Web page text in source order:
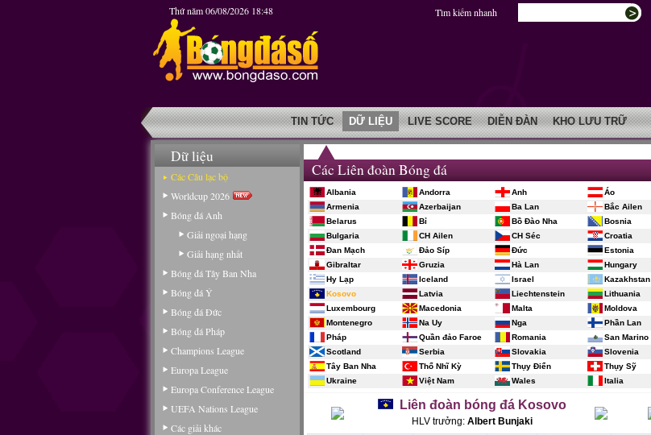
Thứ năm 06/08/2026 18:48 Tìm kiếm nhanh
TIN TỨC DỮ LIỆU LIVE SCORE DIỄN ĐÀN KHO LƯU TRỮ
Dữ liệu
Các Câu lạc bộ
Worldcup 2026
Bóng đá Anh
Giải ngoại hạng
Giải hạng nhất
Bóng đá Tây Ban Nha
Bóng đá Ý
Bóng đá Đức
Bóng đá Pháp
Champions League
Europa League
Europa Conference League
UEFA Nations League
Các giải khác
Các Liên đoàn Bóng đá
Albania Andorra Anh
Áo
Armenia
Azerbaijan Ba Lan
Bắc Ailen
Belarus
Bỉ Bồ Đào Nha
Bosnia
Bulgaria
CH Ailen CH Séc
Croatia
Đan Mạch
Đảo Síp Đức
Estonia
Gibraltar
Gruzia Hà Lan
Hungary
Hy Lạp
Iceland Israel
Kazakhstan
Kosovo
Latvia Liechtenstein
Lithuania
Luxembourg
Macedonia Malta
Moldova
Montenegro
Na Uy Nga
Phần Lan
Pháp
Quần đảo Faroe Romania
San Marino
Scotland
Serbia Slovakia
Slovenia
Tây Ban Nha
Thổ Nhĩ Kỳ Thụy Điển
Thụy Sỹ
Ukraine
Việt Nam Wales Italia
Liên đoàn bóng đá Kosovo
HLV trưởng: Albert Bunjaki